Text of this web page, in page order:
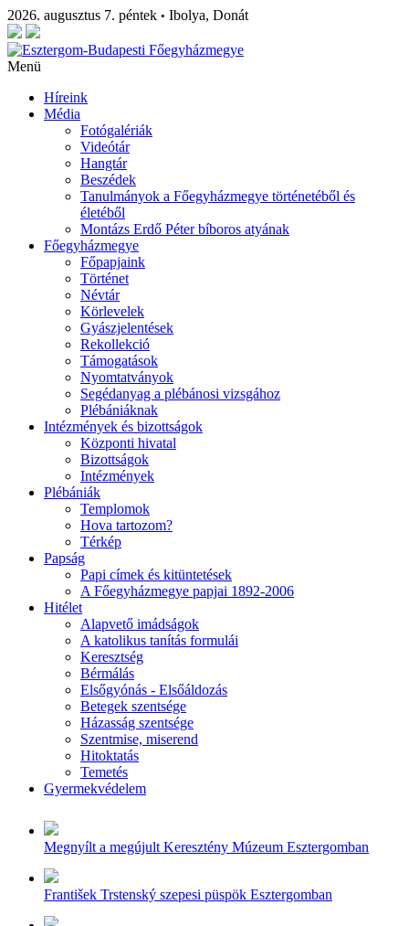
2026. augusztus 7. péntek • Ibolya, Donát
Menü
Híreink
Média
Fotógalériák
Videótár
Hangtár
Beszédek
Tanulmányok a Főegyházmegye történetéből és
életéből
Montázs Erdő Péter bíboros atyának
Főegyházmegye
Főpapjaink
Történet
Névtár
Körlevelek
Gyászjelentések
Rekollekció
Támogatások
Nyomtatványok
Segédanyag a plébánosi vizsgához
Plébániáknak
Intézmények és bizottságok
Központi hivatal
Bizottságok
Intézmények
Plébániák
Templomok
Hova tartozom?
Térkép
Papság
Papi címek és kitüntetések
A Főegyházmegye papjai 1892-2006
Hitélet
Alapvető imádságok
A katolikus tanítás formulái
Keresztség
Bérmálás
Elsőgyónás - Elsőáldozás
Betegek szentsége
Házasság szentsége
Szentmise, miserend
Hitoktatás
Temetés
Gyermekvédelem
Megnyílt a megújult Keresztény Múzeum Esztergomban
František Trstenský szepesi püspök Esztergomban